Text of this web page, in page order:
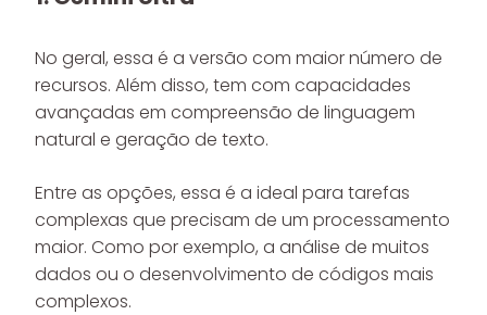
No geral, essa é a versão com maior número de
recursos. Além disso, tem com capacidades
avançadas em compreensão de linguagem
natural e geração de texto.
Entre as opções, essa é a ideal para tarefas
complexas que precisam de um processamento
maior. Como por exemplo, a análise de muitos
dados ou o desenvolvimento de códigos mais
complexos.